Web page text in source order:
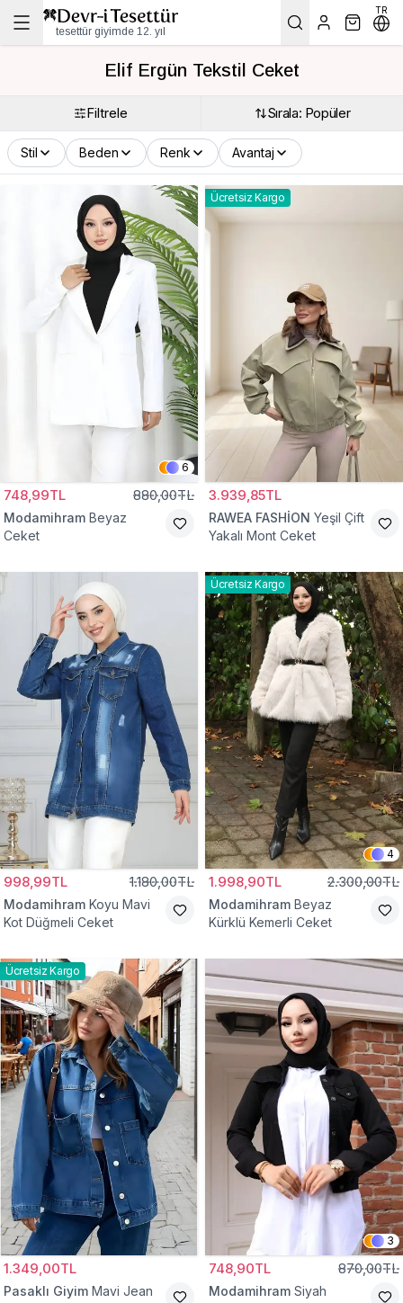
tesettür giyimde 12. yıl
TR
Elif Ergün Tekstil Ceket
Filtrele Sırala: Popüler
Stil Beden Renk Avantaj
6
748,99TL 880,00TL
Modamihram Beyaz
Ceket
Ücretsiz Kargo
3.939,85TL
RAWEA FASHİON Yeşil Çift
Yakalı Mont Ceket
998,99TL 1.180,00TL
Modamihram Koyu Mavi
Kot Düğmeli Ceket
Ücretsiz Kargo
4
1.998,90TL 2.300,00TL
Modamihram Beyaz
Kürklü Kemerli Ceket
Ücretsiz Kargo
1.349,00TL
Pasaklı Giyim Mavi Jean
3
748,90TL 870,00TL
Modamihram Siyah